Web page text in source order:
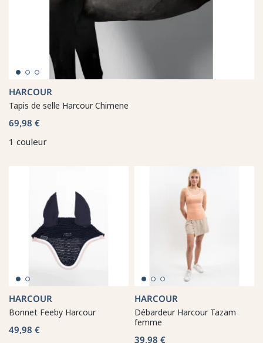
HARCOUR
Tapis de selle Harcour Chimene
69,98 €
1 couleur
HARCOUR
Bonnet Feeby Harcour
49,98 €
HARCOUR
Débardeur Harcour Tazam
femme
39,98 €